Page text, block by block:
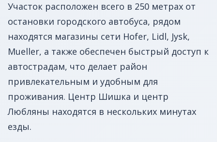
Участок расположен всего в 250 метрах от
остановки городского автобуса, рядом
находятся магазины сети Hofer, Lidl, Jysk,
Mueller, а также обеспечен быстрый доступ к
автострадам, что делает район
привлекательным и удобным для
проживания. Центр Шишка и центр
Любляны находятся в нескольких минутах
езды.